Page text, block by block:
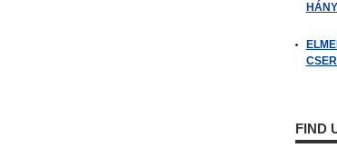
FIND